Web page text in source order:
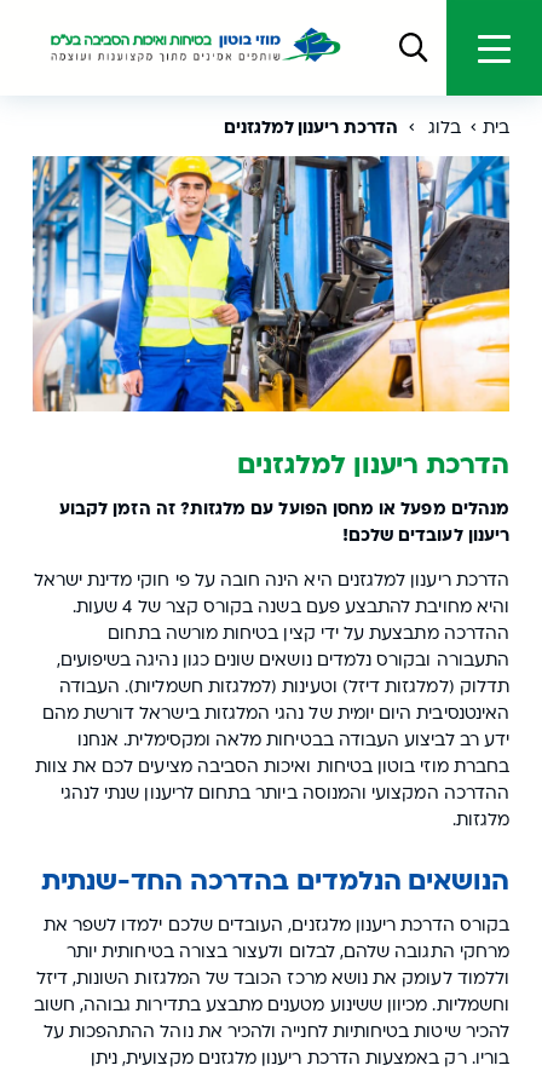
בית בלוג הדרכת ריענון למלגזנים
הדרכת ריענון למלגזנים
מנהלים מפעל או מחסן הפועל עם מלגזות? זה הזמן לקבוע
ריענון לעובדים שלכם!
הדרכת ריענון למלגזנים היא הינה חובה על פי חוקי מדינת ישראל
והיא מחויבת להתבצע פעם בשנה בקורס קצר של 4 שעות.
ההדרכה מתבצעת על ידי קצין בטיחות מורשה בתחום
התעבורה ובקורס נלמדים נושאים שונים כגון נהיגה בשיפועים,
תדלוק (למלגזות דיזל) וטעינות (למלגזות חשמליות). העבודה
האינטנסיבית היום יומית של נהגי המלגזות בישראל דורשת מהם
ידע רב לביצוע העבודה בבטיחות מלאה ומקסימלית. אנחנו
בחברת מוזי בוטון בטיחות ואיכות הסביבה מציעים לכם את צוות
ההדרכה המקצועי והמנוסה ביותר בתחום לריענון שנתי לנהגי
מלגזות.
הנושאים הנלמדים בהדרכה החד-שנתית
בקורס הדרכת ריענון מלגזנים, העובדים שלכם ילמדו לשפר את
מרחקי התגובה שלהם, לבלום ולעצור בצורה בטיחותית יותר
וללמוד לעומק את נושא מרכז הכובד של המלגזות השונות, דיזל
וחשמליות. מכיוון ששינוע מטענים מתבצע בתדירות גבוהה, חשוב
להכיר שיטות בטיחותיות לחנייה ולהכיר את נוהל ההתהפכות על
בוריו. רק באמצעות הדרכת ריענון מלגזנים מקצועית, ניתן